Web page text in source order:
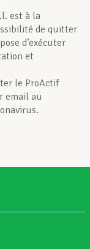
est à la
de quitter
d’exécuter
et
le ProActif
email au